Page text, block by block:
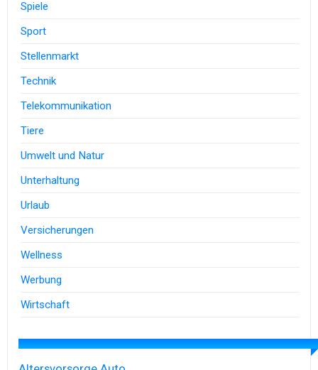
Spiele
Sport
Stellenmarkt
Technik
Telekommunikation
Tiere
Umwelt und Natur
Unterhaltung
Urlaub
Versicherungen
Wellness
Werbung
Wirtschaft